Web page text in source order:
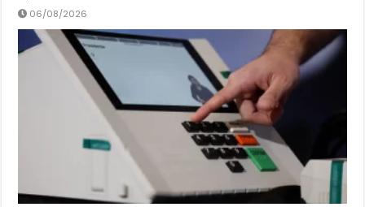
06/08/2026